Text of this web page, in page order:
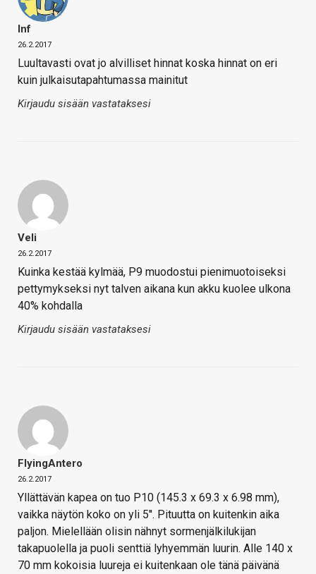
Inf
26.2.2017
Luultavasti ovat jo alvilliset hinnat koska hinnat on eri
kuin julkaisutapahtumassa mainitut
Kirjaudu sisään vastataksesi
Veli
26.2.2017
Kuinka kestää kylmää, P9 muodostui pienimuotoiseksi
pettymykseksi nyt talven aikana kun akku kuolee ulkona
40% kohdalla
Kirjaudu sisään vastataksesi
FlyingAntero
26.2.2017
Yllättävän kapea on tuo P10 (145.3 x 69.3 x 6.98 mm),
vaikka näytön koko on yli 5''. Pituutta on kuitenkin aika
paljon. Mielellään olisin nähnyt sormenjälkilukijan
takapuolella ja puoli senttiä lyhyemmän luurin. Alle 140 x
70 mm kokoisia luureja ei kuitenkaan ole tänä päivänä